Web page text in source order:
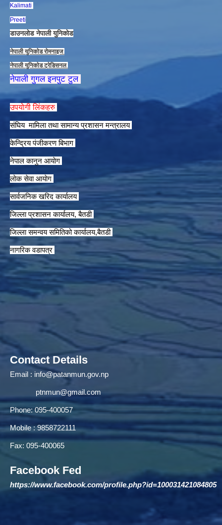
Kalimati
Preeti
डाउनलाेड नेपाली युनिकाेड
नेपाली युनिकाेड राेमनाइज
नेपाली युनिकाेड ट्रेडिसनल
नेपाली गुगल इनपुट टुल
उपयाेगी लिंकहरु
संघिय मामिला तथा सामान्य प्रशासन मन्त्रालय
केन्द्रिय पंजीकरण बिभाग
नेपाल कानुन आयाेग
लाेक सेवा आयाेग
सार्वजनिक खरिद कार्यालय
जिल्ला प्रशासन कार्यालय, बैतडी
जिल्ला समन्वय समितिको कार्यालय,बैतडी
नागरिक वडापत्र
Contact Details
Email : info@patanmun.gov.np
ptnmun@gmail.com
Phone: 095-400057
Mobile : 9858722111
Fax: 095-400065
Facebook Fed
https://www.facebook.com/profile.php?id=100031421084805